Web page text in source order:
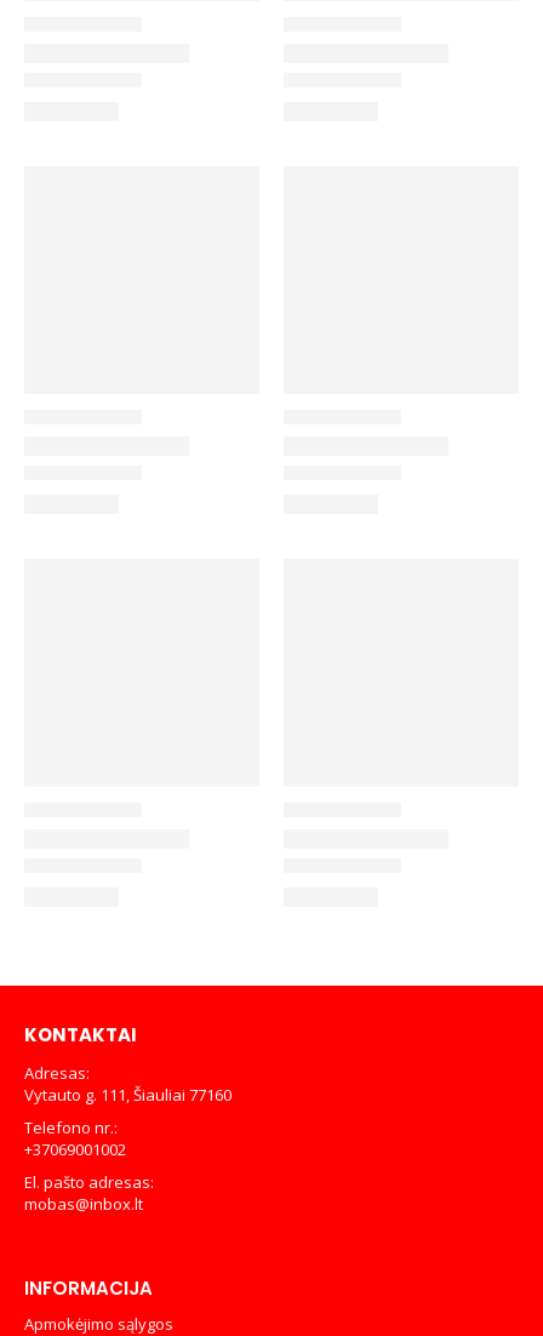
KONTAKTAI
Adresas:
Vytauto g. 111, Šiauliai 77160
Telefono nr.:
+37069001002
El. pašto adresas:
mobas@inbox.lt
INFORMACIJA
Apmokėjimo sąlygos